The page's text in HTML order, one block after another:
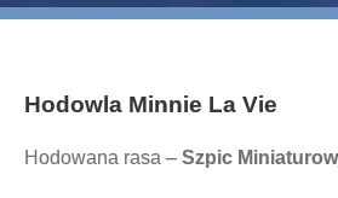
Hodowla Minnie La Vie
Hodowana rasa – Szpic